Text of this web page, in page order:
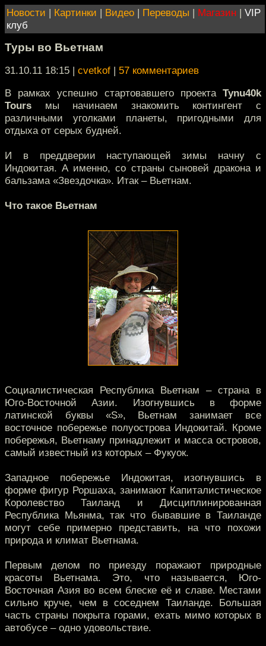
Новости | Картинки | Видео | Переводы | Магазин | VIP
клуб
Туры во Вьетнам
31.10.11 18:15 | cvetkof | 57 комментариев
В рамках успешно стартовавшего проекта Tynu40k
Tours мы начинаем знакомить контингент с
различными уголками планеты, пригодными для
отдыха от серых будней.
И в преддверии наступающей зимы начну с
Индокитая. А именно, со страны сыновей дракона и
бальзама «Звездочка». Итак – Вьетнам.
Что такое Вьетнам
Социалистическая Республика Вьетнам – страна в
Юго-Восточной Азии. Изогнувшись в форме
латинской буквы «S», Вьетнам занимает все
восточное побережье полуострова Индокитай. Кроме
побережья, Вьетнаму принадлежит и масса островов,
самый известный из которых – Фукуок.
Западное побережье Индокитая, изогнувшись в
форме фигур Роршаха, занимают Капиталистическое
Королевство Таиланд и Дисциплинированная
Республика Мьянма, так что бывавшие в Таиланде
могут себе примерно представить, на что похожи
природа и климат Вьетнама.
Первым делом по приезду поражают природные
красоты Вьетнама. Это, что называется, Юго-
Восточная Азия во всем блеске её и славе. Местами
сильно круче, чем в соседнем Таиланде. Большая
часть страны покрыта горами, ехать мимо которых в
автобусе – одно удовольствие.